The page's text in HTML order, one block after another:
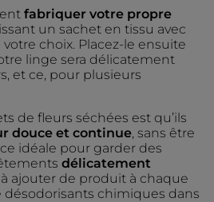
fabriquer votre propre
un sachet en tissu avec
choix. Placez-le ensuite
linge sera délicatement
et ce, pour plusieurs
de fleurs séchées est qu’ils
douce et continue , sans être
idéale pour garder des
délicatement
à ajouter de produit à chaque
désodorisants chimiques dans